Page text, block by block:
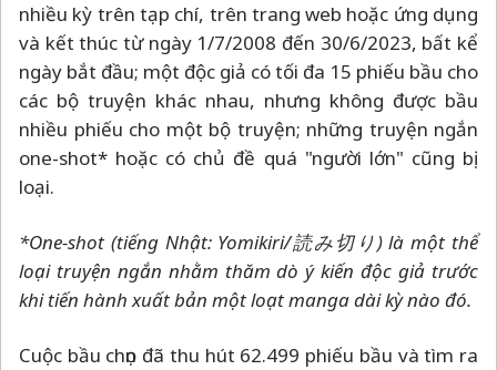
nhiều kỳ trên tạp chí, trên trang web hoặc ứng dụng
và kết thúc từ ngày 1/7/2008 đến 30/6/2023, bất kể
ngày bắt đầu; một độc giả có tối đa 15 phiếu bầu cho
các bộ truyện khác nhau, nhưng không được bầu
nhiều phiếu cho một bộ truyện; những truyện ngắn
one-shot* hoặc có chủ đề quá "người lớn" cũng bị
loại.
*One-shot (tiếng Nhật: Yomikiri/読み切り)làmột thể
loại truyện ngắn nhằm thăm dò ý kiến độc giả trước
khi tiến hành xuất bản một loạt manga dài kỳ nào đó.
Cuộc bầu chọn đã thu hút 62.499 phiếu bầu và tìm ra